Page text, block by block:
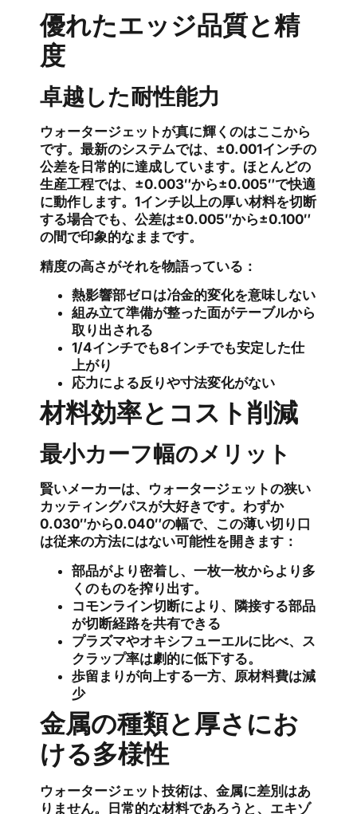
優れたエッジ品質と精
度
卓越した耐性能力
ウォータージェットが真に輝くのはここから
です。最新のシステムでは、±0.001インチの
公差を日常的に達成しています。ほとんどの
生産工程では、±0.003″から±0.005″で快適
に動作します。1インチ以上の厚い材料を切断
する場合でも、公差は±0.005″から±0.100″
の間で印象的なままです。
精度の高さがそれを物語っている：
熱影響部ゼロは冶金的変化を意味しない
組み立て準備が整った面がテーブルから
取り出される
1/4インチでも8インチでも安定した仕
上がり
応力による反りや寸法変化がない
材料効率とコスト削減
最小カーフ幅のメリット
賢いメーカーは、ウォータージェットの狭い
カッティングパスが大好きです。わずか
0.030″から0.040″の幅で、この薄い切り口
は従来の方法にはない可能性を開きます：
部品がより密着し、一枚一枚からより多
くのものを搾り出す。
コモンライン切断により、隣接する部品
が切断経路を共有できる
プラズマやオキシフューエルに比べ、ス
クラップ率は劇的に低下する。
歩留まりが向上する一方、原材料費は減
少
金属の種類と厚さにお
ける多様性
ウォータージェット技術は、金属に差別はあ
りません。日常的な材料であろうと、エキゾ